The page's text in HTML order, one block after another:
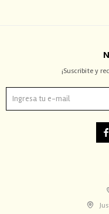
¡Suscribite y
